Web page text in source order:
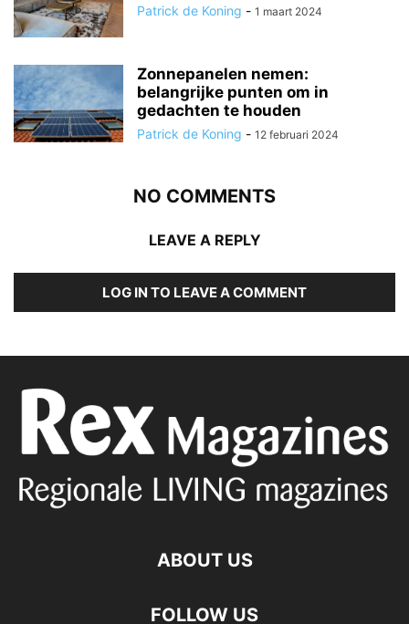
Patrick de Koning - 1 maart 2024
Zonnepanelen nemen:
belangrijke punten om in
gedachten te houden
Patrick de Koning - 12 februari 2024
NO COMMENTS
LEAVE A REPLY
LOG IN TO LEAVE A COMMENT
ABOUT US
FOLLOW US